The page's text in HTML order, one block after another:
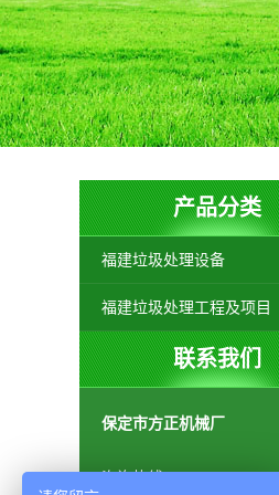
产品分类
福建垃圾处理设备
福建垃圾处理工程及项目
联系我们
保定市方正机械厂
咨询热线：400-0000-963